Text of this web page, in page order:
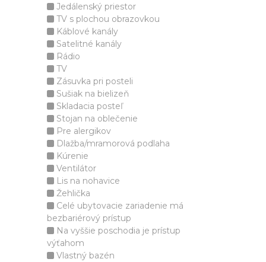
Jedálenský priestor
TV s plochou obrazovkou
Káblové kanály
Satelitné kanály
Rádio
TV
Zásuvka pri posteli
Sušiak na bielizeň
Skladacia posteľ
Stojan na oblečenie
Pre alergikov
Dlažba/mramorová podlaha
Kúrenie
Ventilátor
Lis na nohavice
Žehlička
Celé ubytovacie zariadenie má
bezbariérový prístup
Na vyššie poschodia je prístup
výťahom
Vlastný bazén